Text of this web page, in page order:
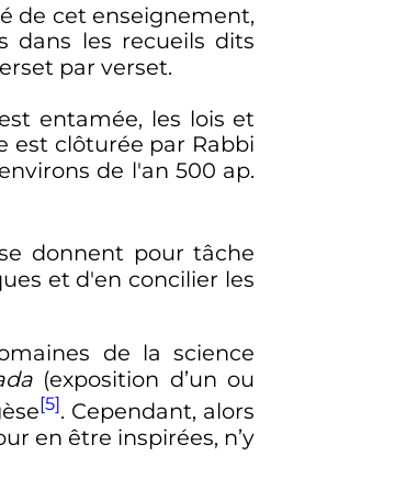
de cet enseignement,
dans les recueils dits
par verset.
est entamée, les lois et
est clôturée par Rabbi
de l'an 500 ap.
donnent pour tâche
et d'en concilier les
de la science
(exposition d’un ou
[5]. Cependant, alors
en être inspirées, n’y